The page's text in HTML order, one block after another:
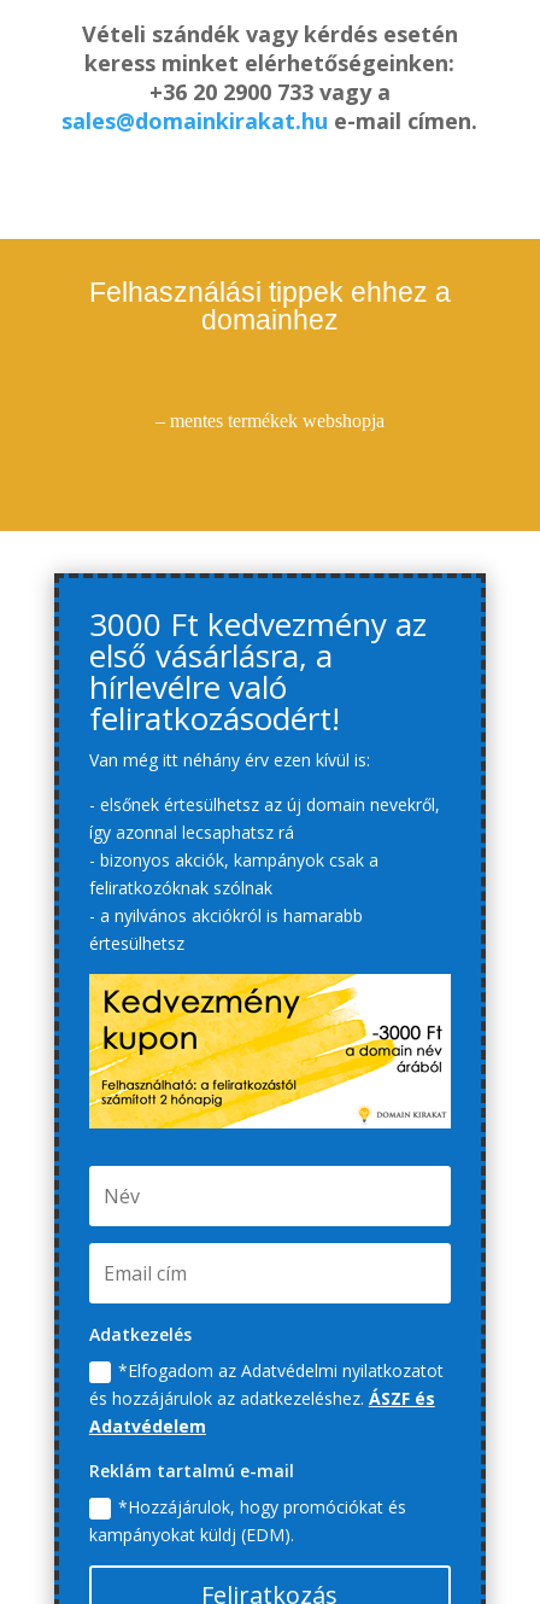
Vételi szándék vagy kérdés esetén
keress minket elérhetőségeinken:
+36 20 2900 733 vagy a
sales@domainkirakat.hu e-mail címen.
Felhasználási tippek ehhez a
domainhez
– mentes termékek webshopja
3000 Ft kedvezmény az
első vásárlásra, a
hírlevélre való
feliratkozásodért!
Van még itt néhány érv ezen kívül is:
- elsőnek értesülhetsz az új domain nevekről,
így azonnal lecsaphatsz rá
- bizonyos akciók, kampányok csak a
feliratkozóknak szólnak
- a nyilvános akciókról is hamarabb
értesülhetsz
Adatkezelés
*Elfogadom az Adatvédelmi nyilatkozatot
és hozzájárulok az adatkezeléshez. ÁSZF és
Adatvédelem
Reklám tartalmú e-mail
*Hozzájárulok, hogy promóciókat és
kampányokat küldj (EDM).
Feliratkozás